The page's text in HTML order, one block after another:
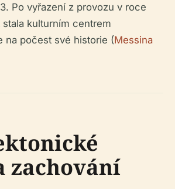
Po vyřazení z provozu v roce
kulturním centrem
na počest své historie (Messina
zachování